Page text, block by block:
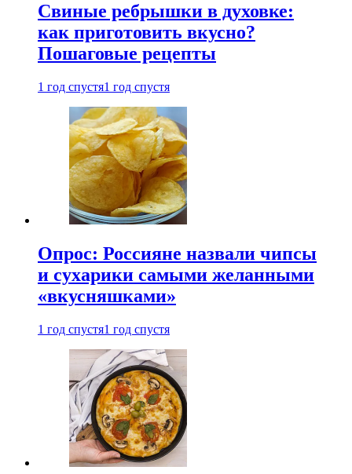
Свиные ребрышки в духовке:
как приготовить вкусно?
Пошаговые рецепты
1 год спустя1 год спустя
Опрос: Россияне назвали чипсы
и сухарики самыми желанными
«вкусняшками»
1 год спустя1 год спустя